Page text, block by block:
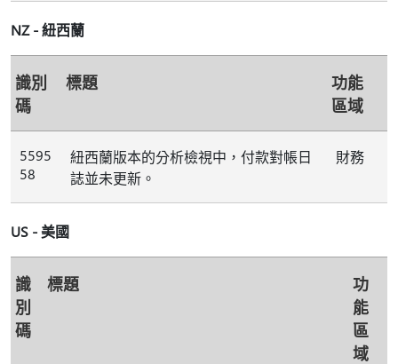
NZ - 紐西蘭
識別
碼
標題
功能
區域
5595
58
紐西蘭版本的分析檢視中，付款對帳日
誌並未更新。
財務
US - 美國
識
別
碼
標題
功
能
區
域